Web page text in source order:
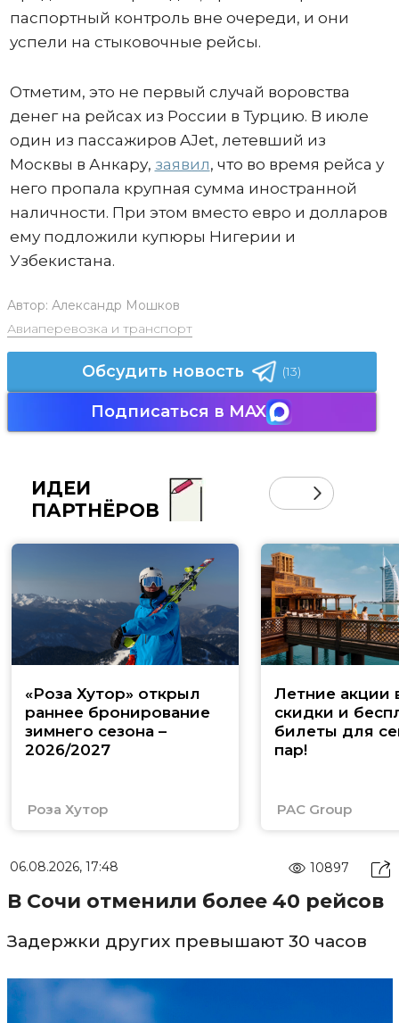
паспортный контроль вне очереди, и они
успели на стыковочные рейсы.
Отметим, это не первый случай воровства
денег на рейсах из России в Турцию. В июле
один из пассажиров AJet, летевший из
Москвы в Анкару, заявил, что во время рейса у
него пропала крупная сумма иностранной
наличности. При этом вместо евро и долларов
ему подложили купюры Нигерии и
Узбекистана.
Автор: Александр Мошков
Авиаперевозка и транспорт
Обсудить новость (13)
Подписаться в MAX
ИДЕИ
ПАРТНЁРОВ
«Роза Хутор» открыл
раннее бронирование
зимнего сезона –
2026/2027
Роза Хутор
Летние акции
скидки и
билеты для
пар!
PAC Group
06.08.2026, 17:48 10897
В Сочи отменили более 40 рейсов
Задержки других превышают 30 часов